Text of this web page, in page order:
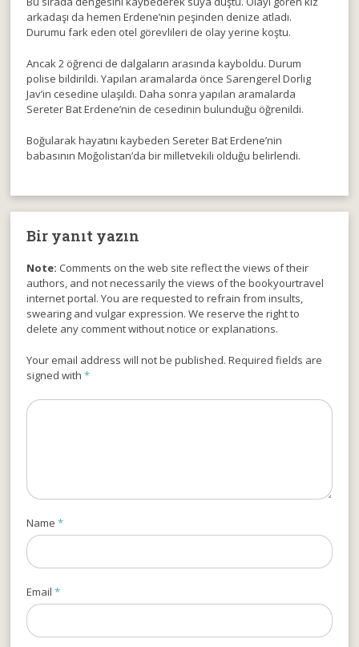
arkadaşı da hemen Erdene’nin peşinden denize atladı.
Durumu fark eden otel görevlileri de olay yerine koştu.
Ancak 2 öğrenci de dalgaların arasında kayboldu. Durum
polise bildirildi. Yapılan aramalarda önce Sarengerel Dorlıg
Jav’in cesedine ulaşıldı. Daha sonra yapılan aramalarda
Sereter Bat Erdene’nin de cesedinin bulunduğu öğrenildi.
Boğularak hayatını kaybeden Sereter Bat Erdene’nin
babasının Moğolistan’da bir milletvekili olduğu belirlendi.
Bir yanıt yazın
Note: Comments on the web site reflect the views of their
authors, and not necessarily the views of the bookyourtravel
internet portal. You are requested to refrain from insults,
swearing and vulgar expression. We reserve the right to
delete any comment without notice or explanations.
Your email address will not be published. Required fields are
signed with*
Name*
Email*